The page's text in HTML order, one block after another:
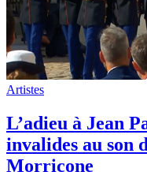
Ennio Morricone
7 septembre 2021